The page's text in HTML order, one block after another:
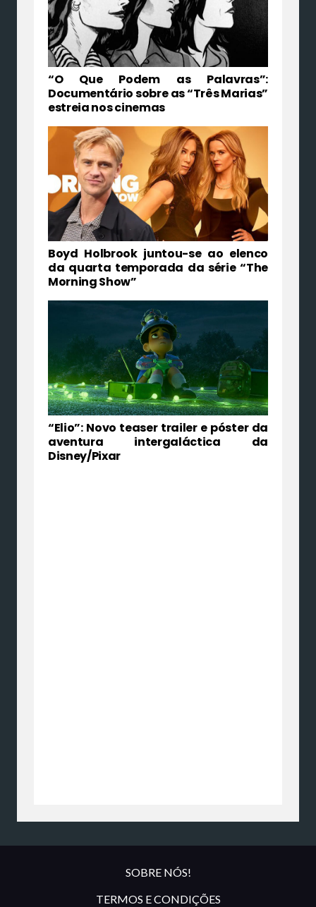
“O Que Podem as Palavras”:
Documentário sobre as “Três Marias”
estreia nos cinemas
Boyd Holbrook juntou-se ao elenco
da quarta temporada da série “The
Morning Show”
“Elio”: Novo teaser trailer e póster da
aventura intergaláctica da
Disney/Pixar
SOBRE NÓS!
TERMOS E CONDIÇÕES